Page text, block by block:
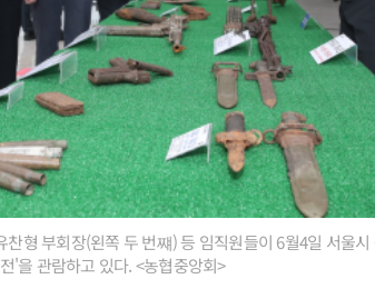
찬형 부회장(왼쪽 두 번쨰) 등 임직원들이 6월4일 서울
'을 관람하고 있다. <농협중앙회>